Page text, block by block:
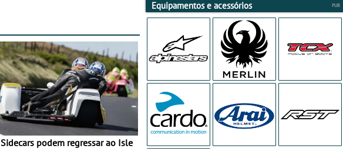
Sidecars podem regressar ao Isle
Equipamentos e acessórios